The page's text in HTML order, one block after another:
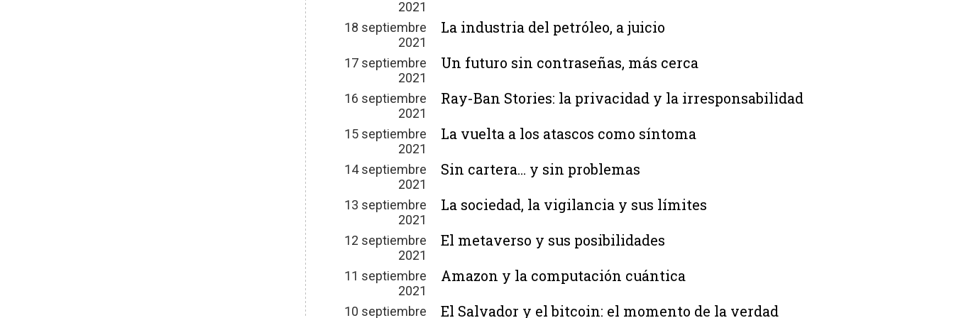
2021
18 septiembre
2021
La industria del petróleo, a juicio
17 septiembre
2021
Un futuro sin contraseñas, más cerca
16 septiembre
2021
Ray-Ban Stories: la privacidad y la irresponsabilidad
15 septiembre
2021
La vuelta a los atascos como síntoma
14 septiembre
2021
Sin cartera… y sin problemas
13 septiembre
2021
La sociedad, la vigilancia y sus límites
12 septiembre
2021
El metaverso y sus posibilidades
11 septiembre
2021
Amazon y la computación cuántica
10 septiembre El Salvador y el bitcoin: el momento de la verdad